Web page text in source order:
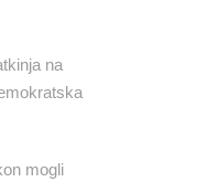
na
mogli